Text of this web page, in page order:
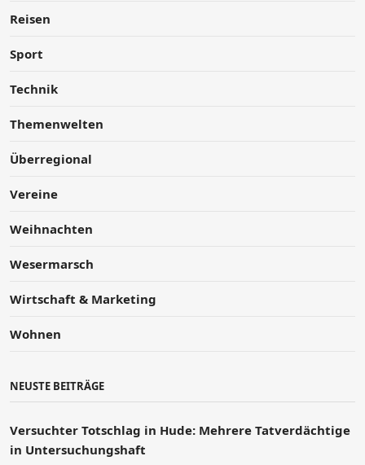
Reisen
Sport
Technik
Themenwelten
Überregional
Vereine
Weihnachten
Wesermarsch
Wirtschaft & Marketing
Wohnen
NEUSTE BEITRÄGE
Versucht­er Totschlag in Hude: Mehrere Tatverdächtige
in Untersuchungshaft